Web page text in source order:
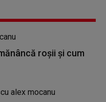
roșii și cum